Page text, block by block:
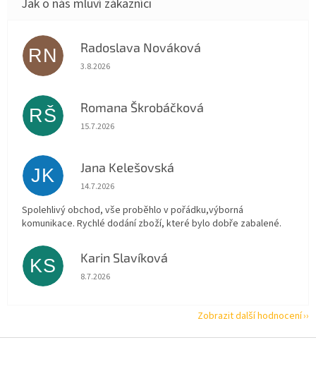
RN Radoslava Nováková
Hodnocení obchodu je 5 z 5 hvězdiček.
3.8.2026
RŠ Romana Škrobáčková
Hodnocení obchodu je 5 z 5 hvězdiček.
15.7.2026
JK Jana Kelešovská
Hodnocení obchodu je 5 z 5 hvězdiček.
14.7.2026
Spolehlivý obchod, vše proběhlo v pořádku,výborná
komunikace. Rychlé dodání zboží, které bylo dobře zabalené.
KS Karin Slavíková
Hodnocení obchodu je 5 z 5 hvězdiček.
8.7.2026
Zobrazit další hodnocení